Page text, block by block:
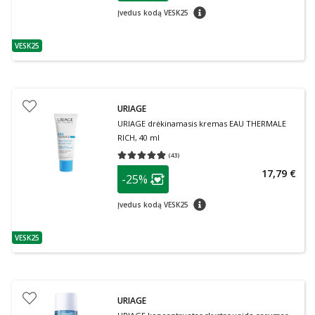
patarimas
VESK25
Įvedus kodą VESK25 patarimas
patarimas
VESK25
URIAGE
URIAGE drėkinamasis kremas EAU THERMALE
RICH, 40 ml
(43)
Vidutinis įvertinimas 4.88
patarimas
Lojalumo klubo narių nuolaida
-25%
Įvedus kodą VESK25 patarimas
17,79 €
URIAGE